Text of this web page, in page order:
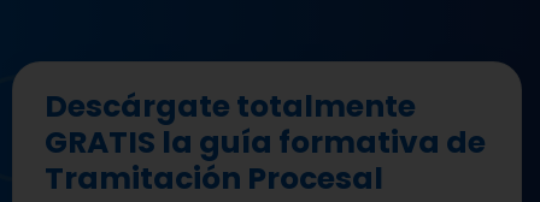
Descárgate totalmente
GRATIS la guía formativa de
Tramitación Procesal